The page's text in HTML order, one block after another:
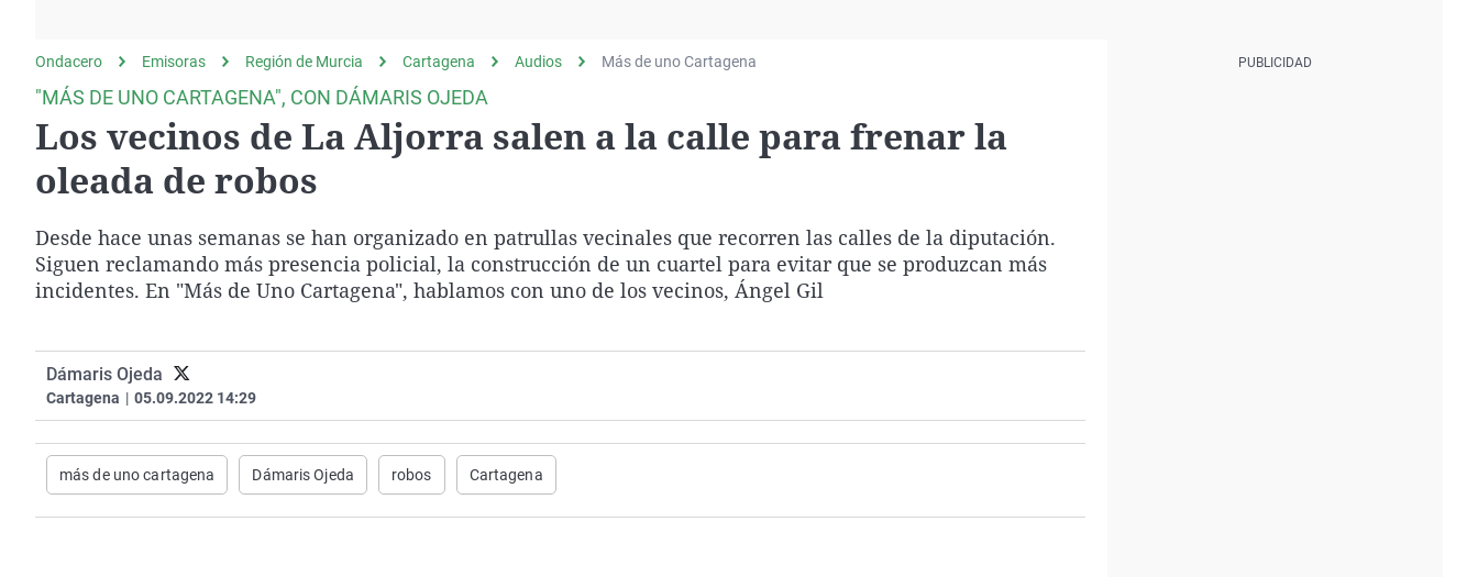
gato
Equipo de investigación
Operación Viuda
Negra
Navarra
País Vasco
Ondacero Emisoras Región de Murcia Cartagena Audios Más de uno Cartagena
"MÁS DE UNO CARTAGENA", CON DÁMARIS OJEDA
Los vecinos de La Aljorra salen a la calle para frenar la
oleada de robos
Desde hace unas semanas se han organizado en patrullas vecinales que recorren las calles de la diputación.
Siguen reclamando más presencia policial, la construcción de un cuartel para evitar que se produzcan más
incidentes. En "Más de Uno Cartagena", hablamos con uno de los vecinos, Ángel Gil
Dámaris Ojeda
Cartagena | 05.09.2022 14:29
más de uno cartagena Dámaris Ojeda robos Cartagena